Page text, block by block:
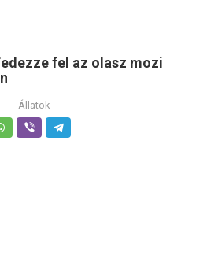
fel az olasz mozi
Állatok